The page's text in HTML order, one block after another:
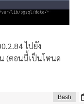
ไปยัง
(ตอนนี้เป็นโหนด